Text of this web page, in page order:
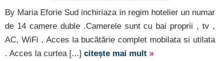
By Maria Eforie Sud inchiriaza in regim hotelier un numar
de 14 camere duble .Camerele sunt cu bai proprii , tv ,
AC, WiFi . Acces la bucătărie complet mobilata si utilata
. Acces la curtea [...] citește mai mult »